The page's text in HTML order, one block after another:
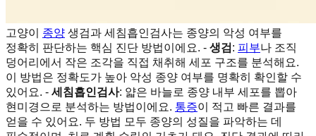
고양이 종양 생검과 세침흡인검사는 종양의 악성 여부를
정확히 판단하는 핵심 진단 방법이에요. - 생검 : 피부나 조직
덩어리에서 작은 조각을 직접 채취해 세포 구조를 분석해요.
이 방법은 정확도가 높아 악성 종양 여부를 명확히 확인할 수
있어요. - 세침흡인검사: 얇은 바늘로 종양 내부 세포를 뽑아
현미경으로 분석하는 방법이에요. 통증이 적고 빠른 결과를
얻을 수 있어요. 두 방법 모두 종양의 성질을 파악하는 데